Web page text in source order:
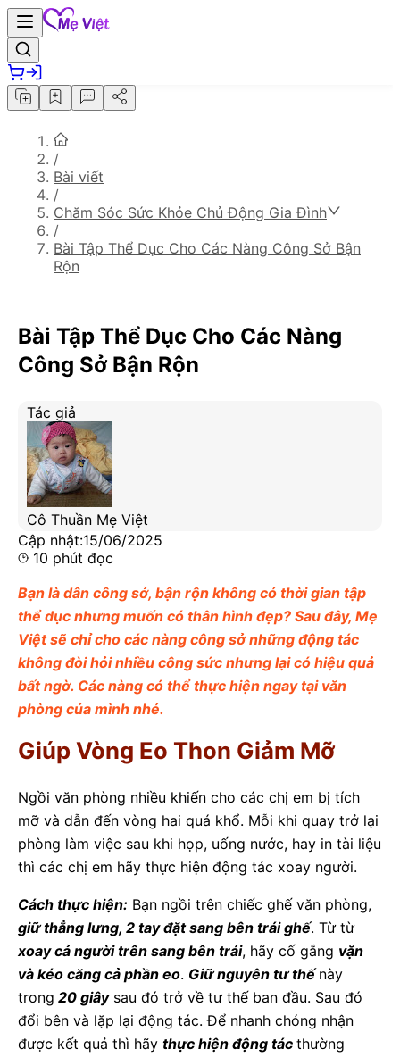
/
Bài viết
/
Chăm Sóc Sức Khỏe Chủ Động Gia Đình
/
Bài Tập Thể Dục Cho Các Nàng Công Sở Bận
Rộn
Bài Tập Thể Dục Cho Các Nàng
Công Sở Bận Rộn
Tác giả
Cô Thuần Mẹ Việt
Cập nhật:15/06/2025
10 phút đọc
Bạn là dân công sở, bận rộn không có thời gian tập
thể dục nhưng muốn có thân hình đẹp? Sau đây, Mẹ
Việt sẽ chỉ cho các nàng công sở những động tác
không đòi hỏi nhiều công sức nhưng lại có hiệu quả
bất ngờ. Các nàng có thể thực hiện ngay tại văn
phòng của mình nhé.
Giúp Vòng Eo Thon Giảm Mỡ
Ngồi văn phòng nhiều khiến cho các chị em bị tích
mỡ và dẫn đến vòng hai quá khổ. Mỗi khi quay trở lại
phòng làm việc sau khi họp, uống nước, hay in tài liệu
thì các chị em hãy thực hiện động tác xoay người.
Cách thực hiện: Bạn ngồi trên chiếc ghế văn phòng,
giữ thẳng lưng, 2 tay đặt sang bên trái ghế. Từ từ
xoay cả người trên sang bên trái, hãy cố gắng vặn
và kéo căng cả phần eo. Giữ nguyên tư thếnày
trong 20 giâysau đó trở về tư thế ban đầu. Sau đó
đổi bên và lặp lại động tác. Để nhanh chóng nhận
được kết quả thì hãy thực hiện động tác thường